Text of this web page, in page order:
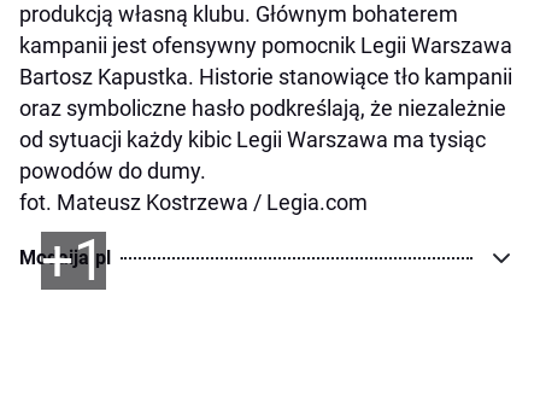
produkcją własną klubu. Głównym bohaterem
kampanii jest ofensywny pomocnik Legii Warszawa
Bartosz Kapustka. Historie stanowiące tło kampanii
oraz symboliczne hasło podkreślają, że niezależnie
od sytuacji każdy kibic Legii Warszawa ma tysiąc
powodów do dumy.
fot. Mateusz Kostrzewa / Legia.com
+1
Modaija.pl